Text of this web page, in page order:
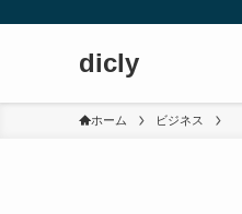
dicly
ホーム ビジネス